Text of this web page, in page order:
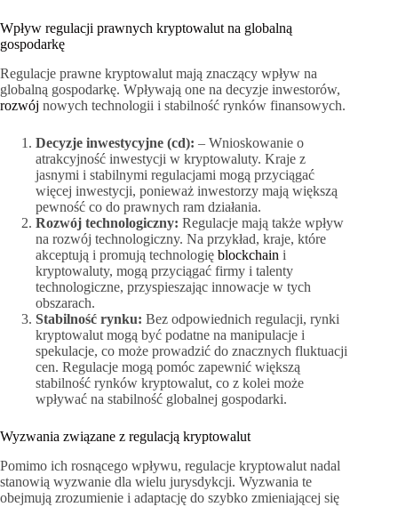
Wpływ regulacji prawnych kryptowalut na globalną
gospodarkę
Regulacje prawne kryptowalut mają znaczący wpływ na
globalną gospodarkę. Wpływają one na decyzje inwestorów,
rozwój nowych technologii i stabilność rynków finansowych.
Decyzje inwestycyjne (cd): – Wnioskowanie o
atrakcyjność inwestycji w kryptowaluty. Kraje z
jasnymi i stabilnymi regulacjami mogą przyciągać
więcej inwestycji, ponieważ inwestorzy mają większą
pewność co do prawnych ram działania.
Rozwój technologiczny: Regulacje mają także wpływ
na rozwój technologiczny. Na przykład, kraje, które
akceptują i promują technologię blockchain i
kryptowaluty, mogą przyciągać firmy i talenty
technologiczne, przyspieszając innowacje w tych
obszarach.
Stabilność rynku: Bez odpowiednich regulacji, rynki
kryptowalut mogą być podatne na manipulacje i
spekulacje, co może prowadzić do znacznych fluktuacji
cen. Regulacje mogą pomóc zapewnić większą
stabilność rynków kryptowalut, co z kolei może
wpływać na stabilność globalnej gospodarki.
Wyzwania związane z regulacją kryptowalut
Pomimo ich rosnącego wpływu, regulacje kryptowalut nadal
stanowią wyzwanie dla wielu jurysdykcji. Wyzwania te
obejmują zrozumienie i adaptację do szybko zmieniającej się